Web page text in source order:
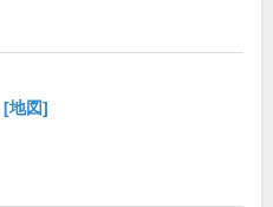
[地図]